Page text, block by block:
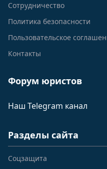
Сотрудничество
Политика безопасности
Пользовательское
Контакты
Форум юристов
Наш Telegram канал
Разделы сайта
Соцзащита